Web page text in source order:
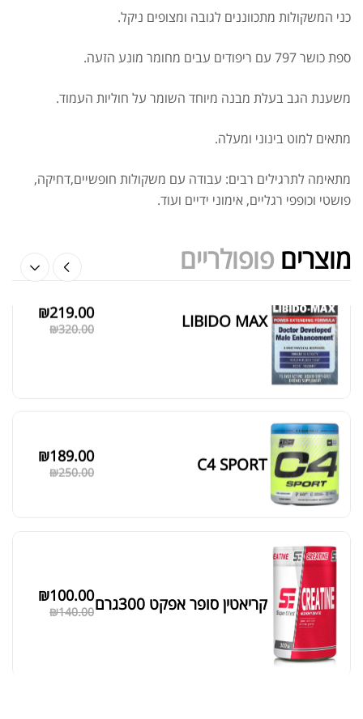
כני המשקולות מתכווננים לגובה ומצופים ניקל.
ספת כושר 797 עם ריפודים עבים מחומר מונע הזעה.
משענת הגב בעלת מבנה מיוחד השומר על חוליות העמוד.
מתאים למוט בינוני ומעלה.
מתאימה לתרגילים רבים: עבודה עם משקולות חופשיים,דחיקה,
פושטי וכופפי רגליים, אימוני ידיים ועוד.
מוצרים פופולריים
מציג 37–42 מתוך 524 תוצאות
סידור ברירת מחדל
SHILAJIT TRACE 150 CAPSULE
LIBIDO MAX
₪320.00
₪219.00
C4 SPORT
₪250.00
₪189.00
קריאטין סופר אפקט 300גרם ₪140.00
₪100.00